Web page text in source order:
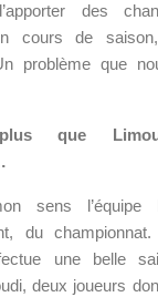
des
cours de
problème que
que
sens l’équipe
du
une belle
deux joueurs